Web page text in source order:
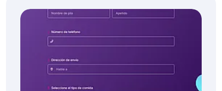
empresas: